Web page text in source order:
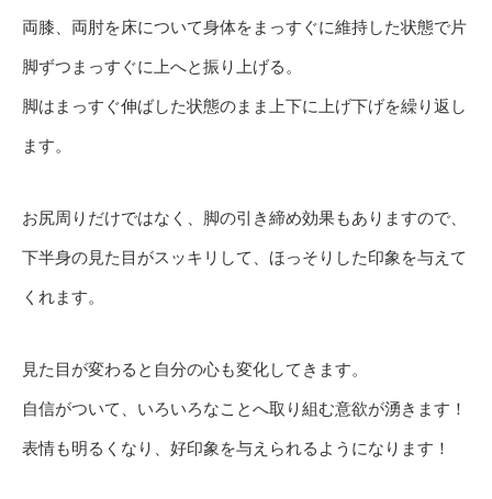
両膝、両肘を床について身体をまっすぐに維持した状態で片
脚ずつまっすぐに上へと振り上げる。
脚はまっすぐ伸ばした状態のまま上下に上げ下げを繰り返し
ます。
お尻周りだけではなく、脚の引き締め効果もありますので、
下半身の見た目がスッキリして、ほっそりした印象を与えて
くれます。
見た目が変わると自分の心も変化してきます。
自信がついて、いろいろなことへ取り組む意欲が湧きます！
表情も明るくなり、好印象を与えられるようになります！